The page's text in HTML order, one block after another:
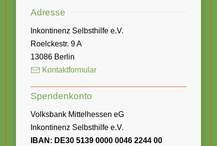
Adresse
Inkontinenz Selbsthilfe e.V.
Roelckestr. 9 A
13086 Berlin
Kontaktformular
Spendenkonto
Volksbank Mittelhessen eG
Inkontinenz Selbsthilfe e.V.
IBAN: DE30 5139 0000 0046 2244 00